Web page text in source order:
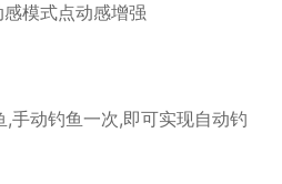
模式点动感增强
,手动钓鱼一次,即可实现自动钓